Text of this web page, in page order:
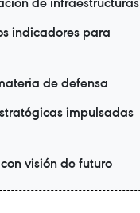
indicadores para
de defensa
impulsadas
visión de futuro